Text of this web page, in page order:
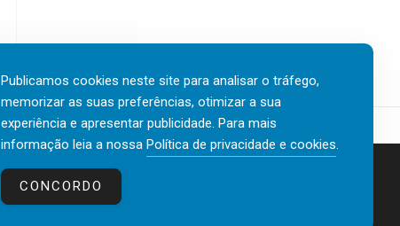
Contactos
Publicamos cookies neste site para analisar o tráfego,
memorizar as suas preferências, otimizar a sua
experiência e apresentar publicidade. Para mais
informação leia a nossa Política de privacidade e cookies.
CONCORDO